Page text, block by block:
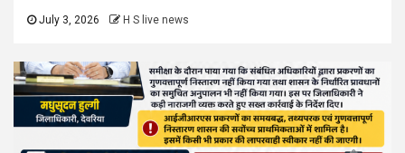
July 3, 2026 H S live news